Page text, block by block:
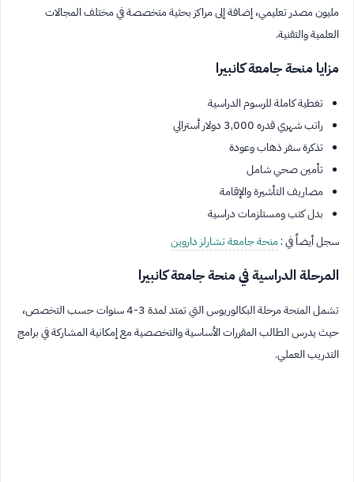
مليون مصدر تعليمي، إضافة إلى مراكز بحثية متخصصة في مختلف المجالات
العلمية والتقنية.
مزايا منحة جامعة كانبيرا
تغطية كاملة للرسوم الدراسية
راتب شهري قدره 3,000 دولار أسترالي
تذكرة سفر ذهاب وعودة
تأمين صحي شامل
مصاريف التأشيرة والإقامة
بدل كتب ومستلزمات دراسية
سجل أيضاً في :منحة جامعة تشارلز داروين
المرحلة الدراسية في منحة جامعة كانبيرا
تشمل المنحة مرحلة البكالوريوس التي تمتد لمدة 3-4 سنوات حسب التخصص،
حيث يدرس الطالب المقررات الأساسية والتخصصية مع إمكانية المشاركة في برامج
التدريب العملي.